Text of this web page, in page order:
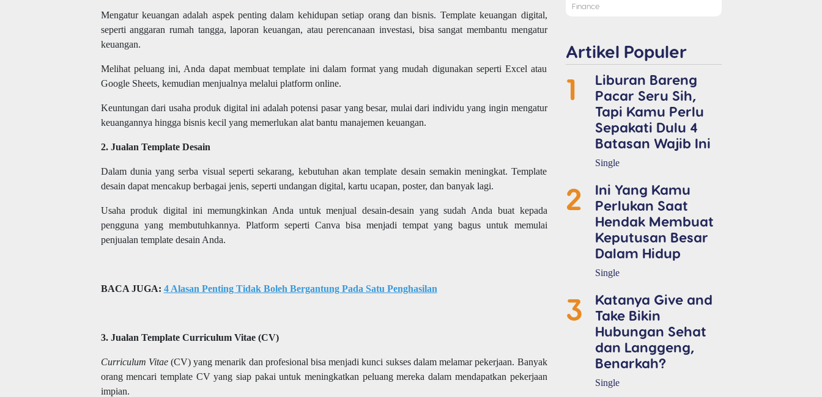
Mengatur keuangan adalah aspek penting dalam kehidupan setiap orang dan bisnis. Template keuangan digital,
seperti anggaran rumah tangga, laporan keuangan, atau perencanaan investasi, bisa sangat membantu mengatur
keuangan.
Melihat peluang ini, Anda dapat membuat template ini dalam format yang mudah digunakan seperti Excel atau
Google Sheets, kemudian menjualnya melalui platform online.
Keuntungan dari usaha produk digital ini adalah potensi pasar yang besar, mulai dari individu yang ingin mengatur
keuangannya hingga bisnis kecil yang memerlukan alat bantu manajemen keuangan.
2. Jualan Template Desain
Dalam dunia yang serba visual seperti sekarang, kebutuhan akan template desain semakin meningkat. Template
desain dapat mencakup berbagai jenis, seperti undangan digital, kartu ucapan, poster, dan banyak lagi.
Usaha produk digital ini memungkinkan Anda untuk menjual desain-desain yang sudah Anda buat kepada
pengguna yang membutuhkannya. Platform seperti Canva bisa menjadi tempat yang bagus untuk memulai
penjualan template desain Anda.
BACA JUGA: 4 Alasan Penting Tidak Boleh Bergantung Pada Satu Penghasilan
3. Jualan Template Curriculum Vitae (CV)
Curriculum Vitae(CV) yang menarik dan profesional bisa menjadi kunci sukses dalam melamar pekerjaan. Banyak
orang mencari template CV yang siap pakai untuk meningkatkan peluang mereka dalam mendapatkan pekerjaan
impian.
Finance
Artikel Populer
1
Liburan Bareng
Pacar Seru Sih,
Tapi Kamu Perlu
Sepakati Dulu 4
Batasan Wajib Ini
Single
2
Ini Yang Kamu
Perlukan Saat
Hendak Membuat
Keputusan Besar
Dalam Hidup
Single
3
Katanya Give and
Take Bikin
Hubungan Sehat
dan Langgeng,
Benarkah?
Single